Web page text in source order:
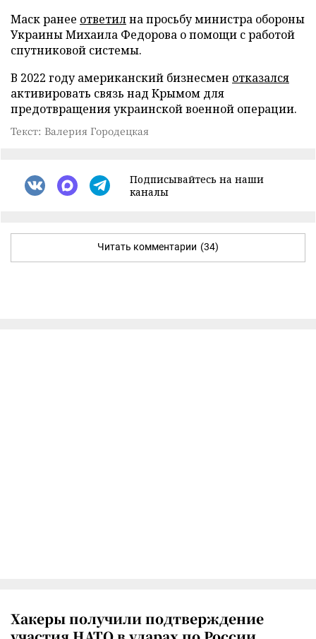
Маск ранее ответилна просьбу министра обороны
Украины Михаила Федорова о помощи с работой
спутниковой системы.
В 2022 году американский бизнесмен отказался
активировать связь над Крымом для
предотвращения украинской военной операции.
Текст: Валерия Городецкая
Подписывайтесь на наши
каналы
Читать комментарии (34)
Хакеры получили подтверждение